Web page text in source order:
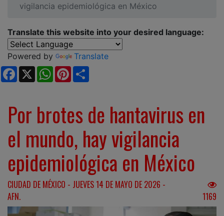
vigilancia epidemiológica en México
Translate this website into your desired language:
Powered by
Translate
Facebook
X WhatsApp
Pinterest
Por brotes de hantavirus en
el mundo, hay vigilancia
epidemiológica en México
CIUDAD DE MÉXICO - JUEVES 14 DE MAYO DE 2026 -
AFN.
1169